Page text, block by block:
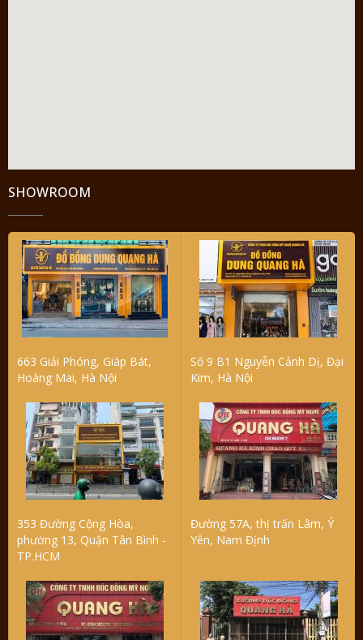
SHOWROOM
663 Giải Phóng, Giáp Bát,
Hoàng Mai, Hà Nội
Số 9 B1 Nguyễn Cảnh Dị, Đại
Kim, Hà Nội
353 Đường Cộng Hòa,
phường 13, Quận Tân Bình -
TP.HCM
Đường 57A, thị trấn Lâm, Ý
Yên, Nam Định